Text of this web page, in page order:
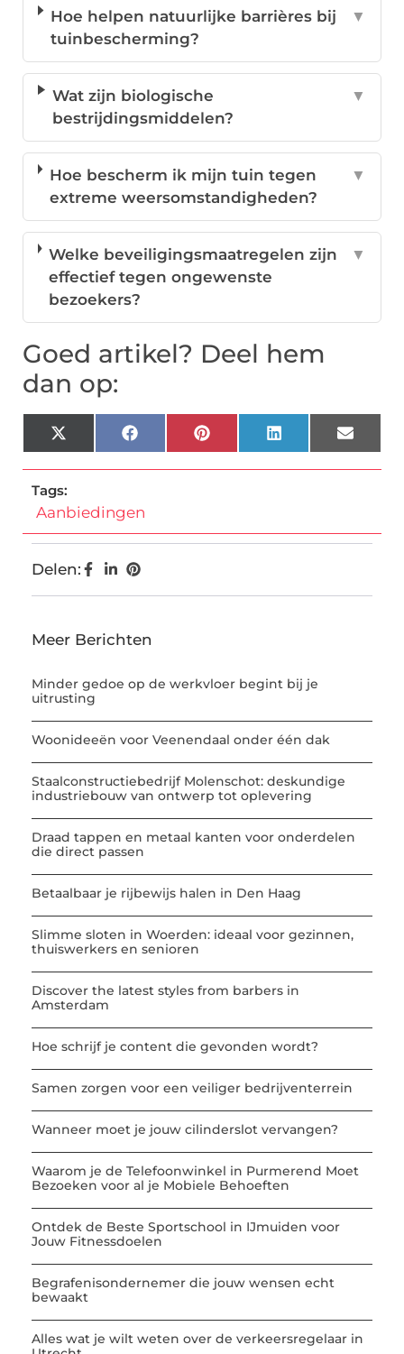
Hoe helpen natuurlijke barrières bij
tuinbescherming?
▼
Wat zijn biologische
bestrijdingsmiddelen?
▼
Hoe bescherm ik mijn tuin tegen
extreme weersomstandigheden?
▼
Welke beveiligingsmaatregelen zijn
effectief tegen ongewenste
bezoekers?
▼
Goed artikel? Deel hem
dan op:
X
(Twitter)
FacebookPinterestLinkedInEmail
Tags:
Aanbiedingen
Delen:
Meer Berichten
Minder gedoe op de werkvloer begint bij je
uitrusting
Woonideeën voor Veenendaal onder één dak
Staalconstructiebedrijf Molenschot: deskundige
industriebouw van ontwerp tot oplevering
Draad tappen en metaal kanten voor onderdelen
die direct passen
Betaalbaar je rijbewijs halen in Den Haag
Slimme sloten in Woerden: ideaal voor gezinnen,
thuiswerkers en senioren
Discover the latest styles from barbers in
Amsterdam
Hoe schrijf je content die gevonden wordt?
Samen zorgen voor een veiliger bedrijventerrein
Wanneer moet je jouw cilinderslot vervangen?
Waarom je de Telefoonwinkel in Purmerend Moet
Bezoeken voor al je Mobiele Behoeften
Ontdek de Beste Sportschool in IJmuiden voor
Jouw Fitnessdoelen
Begrafenisondernemer die jouw wensen echt
bewaakt
Alles wat je wilt weten over de verkeersregelaar in